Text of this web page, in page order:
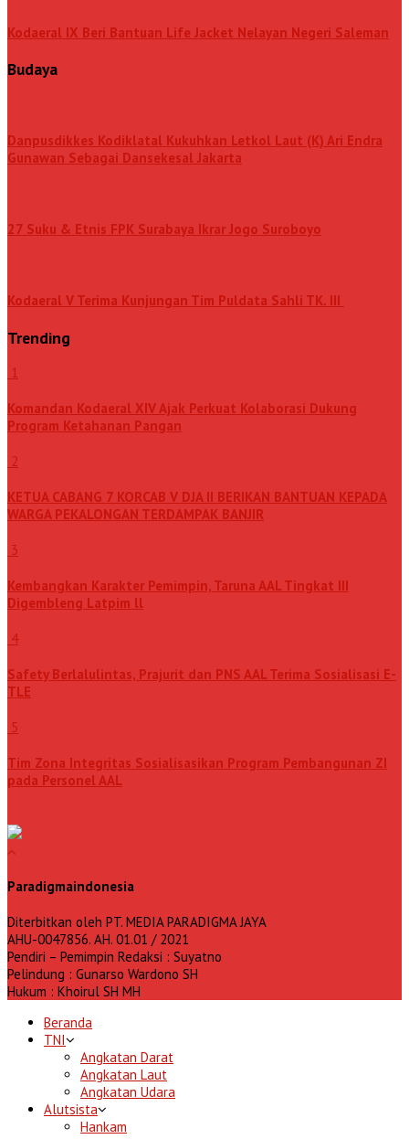
Kodaeral IX Beri Bantuan Life Jacket Nelayan Negeri Saleman
Budaya
Danpusdikkes Kodiklatal Kukuhkan Letkol Laut (K) Ari Endra
Gunawan Sebagai Dansekesal Jakarta
27 Suku & Etnis FPK Surabaya Ikrar Jogo Suroboyo
Kodaeral V Terima Kunjungan Tim Puldata Sahli TK. III
Trending
1
Komandan Kodaeral XIV Ajak Perkuat Kolaborasi Dukung
Program Ketahanan Pangan
2
KETUA CABANG 7 KORCAB V DJA II BERIKAN BANTUAN KEPADA
WARGA PEKALONGAN TERDAMPAK BANJIR
3
Kembangkan Karakter Pemimpin, Taruna AAL Tingkat III
Digembleng Latpim ll
4
Safety Berlalulintas, Prajurit dan PNS AAL Terima Sosialisasi E-
TLE
5
Tim Zona Integritas Sosialisasikan Program Pembangunan ZI
pada Personel AAL
Paradigmaindonesia
Diterbitkan oleh PT. MEDIA PARADIGMA JAYA
AHU-0047856. AH. 01.01 / 2021
Pendiri – Pemimpin Redaksi : Suyatno
Pelindung : Gunarso Wardono SH
Hukum : Khoirul SH MH
Beranda
TNI
Angkatan Darat
Angkatan Laut
Angkatan Udara
Alutsista
Hankam